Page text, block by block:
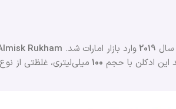
سال 2019 وارد بازار امارات شد. Rukham
این ادکلن با حجم 100 میلی‌لیتری، غلظتی از